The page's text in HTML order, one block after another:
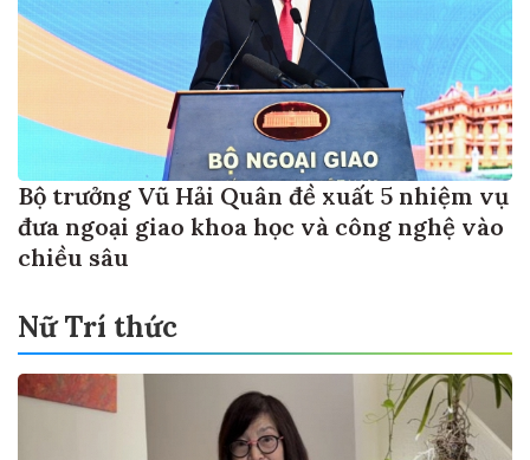
Bộ trưởng Vũ Hải Quân đề xuất 5 nhiệm vụ
đưa ngoại giao khoa học và công nghệ vào
chiều sâu
Nữ Trí thức